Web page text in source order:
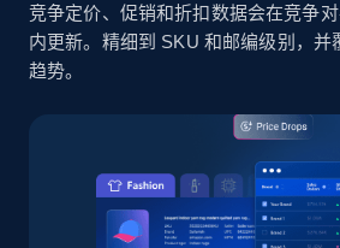
竞争定价、促销和折扣数据会在竞争
内更新。精细到 SKU 和邮编级别，并
趋势。